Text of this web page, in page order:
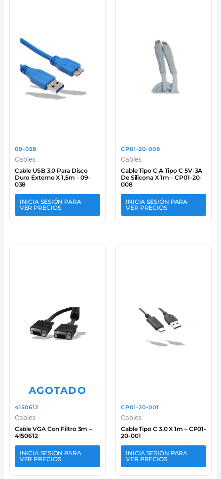
09-038
Cables
Cable USB 3.0 Para Disco
Duro Externo X 1,5m – 09-
038
INICIA SESIÓN PARA
VER PRECIOS
CP01-20-008
Cables
Cable Tipo C A Tipo C 5V-3A
De Silicona X 1m – CP01-20-
008
INICIA SESIÓN PARA
VER PRECIOS
AGOTADO
4150612
Cables
Cable VGA Con Filtro 3m –
4150612
INICIA SESIÓN PARA
VER PRECIOS
CP01-20-001
Cables
Cable Tipo C 3.0 X 1m – CP01-
20-001
INICIA SESIÓN PARA
VER PRECIOS